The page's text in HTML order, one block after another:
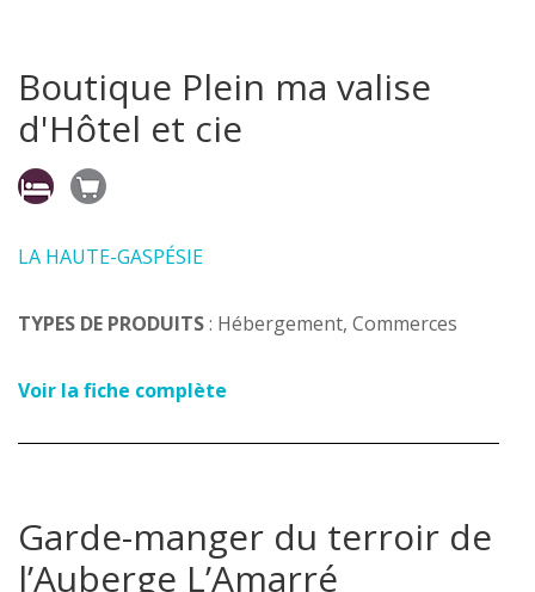
Boutique Plein ma valise
d'Hôtel et cie
LA HAUTE-GASPÉSIE
TYPES DE PRODUITS: Hébergement, Commerces
Voir la fiche complète
Garde-manger du terroir de
l’Auberge L’Amarré